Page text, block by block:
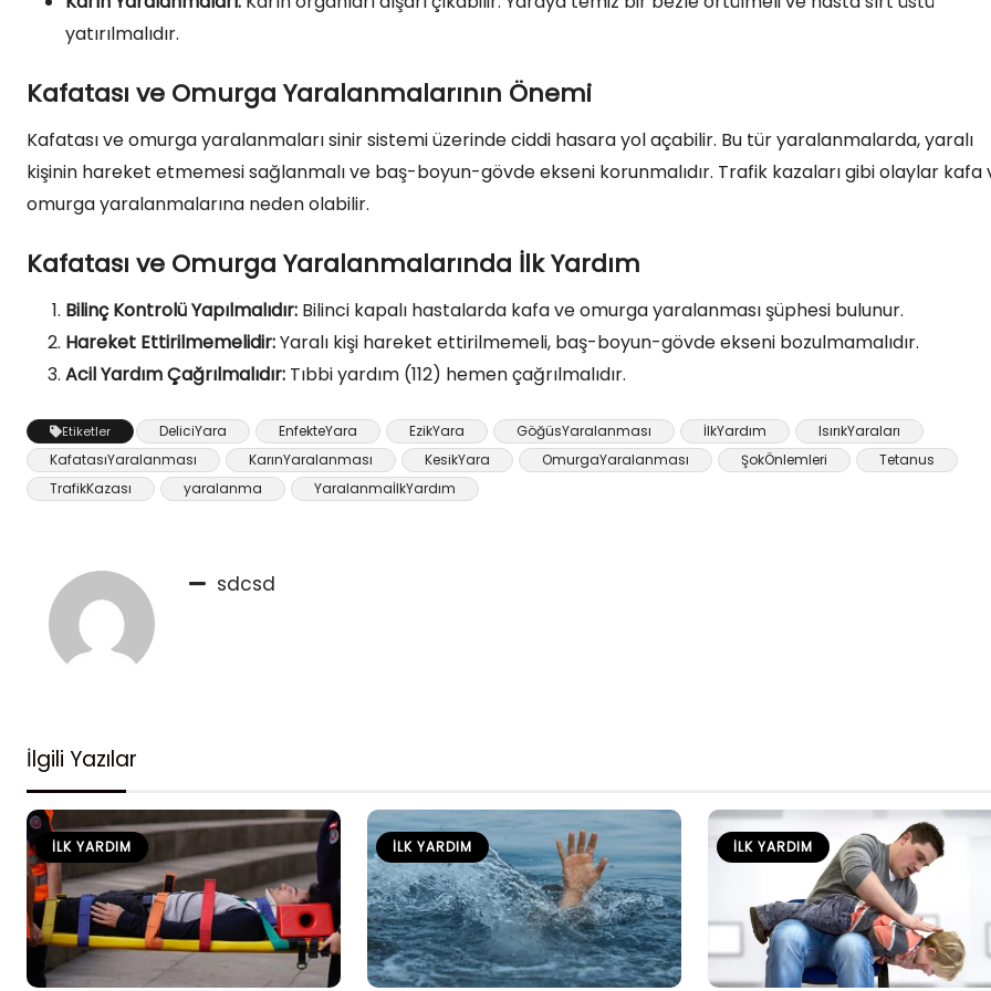
yatırılmalıdır.
Kafatası ve Omurga Yaralanmalarının Önemi
Kafatası ve omurga yaralanmaları sinir sistemi üzerinde ciddi hasara yol açabilir. Bu tür yaralanmalarda, yaralı
kişinin hareket etmemesi sağlanmalı ve baş-boyun-gövde ekseni korunmalıdır. Trafik kazaları gibi olaylar kafa
omurga yaralanmalarına neden olabilir.
Kafatası ve Omurga Yaralanmalarında İlk Yardım
Bilinç Kontrolü Yapılmalıdır: Bilinci kapalı hastalarda kafa ve omurga yaralanması şüphesi bulunur.
Hareket Ettirilmemelidir:Yaralı kişi hareket ettirilmemeli, baş-boyun-gövde ekseni bozulmamalıdır.
Acil Yardım Çağrılmalıdır: Tıbbi yardım (112) hemen çağrılmalıdır.
Etiketler DeliciYara EnfekteYara EzikYara GöğüsYaralanması İlkYardım
IsırıkYaraları
KafatasıYaralanması
KarınYaralanması KesikYara OmurgaYaralanması ŞokÖnlemleri
Tetanus
TrafikKazası
yaralanma YaralanmaİlkYardım
sdcsd
İlgili Yazılar
İLK YARDIM İLK YARDIM İLK YARDIM